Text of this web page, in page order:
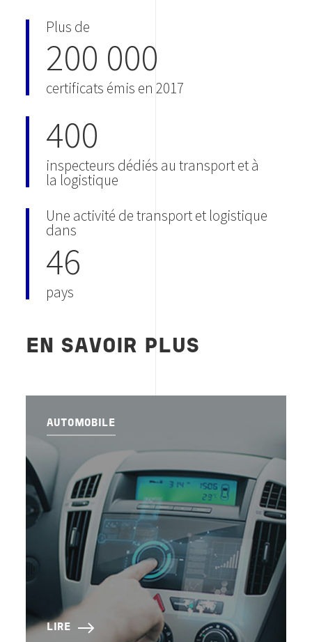
Plus de
200 000
certificats émis en 2017
400
inspecteurs dédiés au transport et à
la logistique
Une activité de transport et logistique
dans
46
pays
EN SAVOIR PLUS
AUTOMOBILE
LIRE